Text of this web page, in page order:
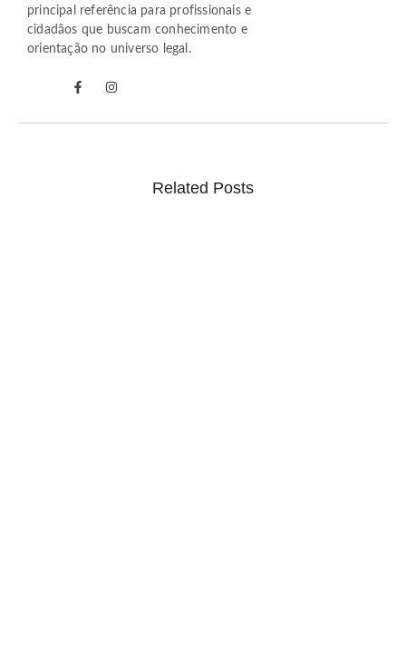
principal referência para profissionais e
cidadãos que buscam conhecimento e
orientação no universo legal.
Related Posts